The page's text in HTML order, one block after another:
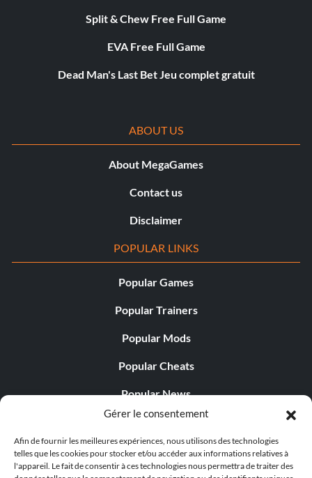
Gérer le consentement
Afin de fournir les meilleures expériences, nous utilisons des technologies
telles que les cookies pour stocker et/ou accéder aux informations relatives à
l'appareil. Le fait de consentir à ces technologies nous permettra de traiter des
Split & Chew Free Full Game
EVA Free Full Game
Dead Man's Last Bet Jeu complet gratuit
ABOUT US
About MegaGames
Contact us
Disclaimer
POPULAR LINKS
Popular Games
Popular Trainers
Popular Mods
Popular Cheats
Popular News
Popular Editorials
Popular Free Games